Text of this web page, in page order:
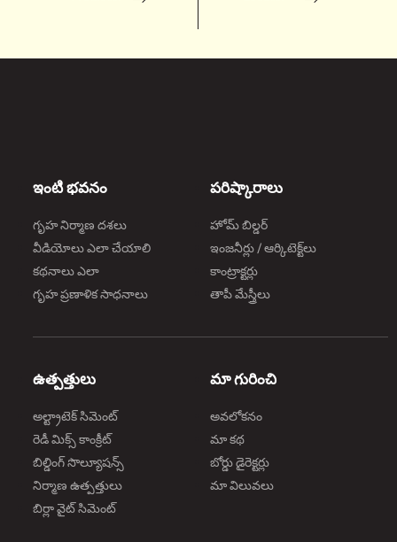
ఇంటి భవనం
గృహ నిర్మాణ దశలు
వీడియోలు ఎలా చేయాలి
కథనాలు ఎలా
గృహ ప్రణాళిక సాధనాలు
పరిష్కారాలు
హోమ్ బిల్డర్
ఇంజనీర్లు / ఆర్కిటెక్ట్‌లు
కాంట్రాక్టర్లు
తాపీ మేస్త్రీలు
ఉత్పత్తులు
అల్ట్రాటెక్ సిమెంట్
రెడీ మిక్స్ కాంక్రీట్
బిల్డింగ్ సొల్యూషన్స్
నిర్మాణ ఉత్పత్తులు
బిర్లా వైట్ సిమెంట్
మా గురించి
అవలోకనం
మా కథ
బోర్డు డైరెక్టర్లు
మా విలువలు